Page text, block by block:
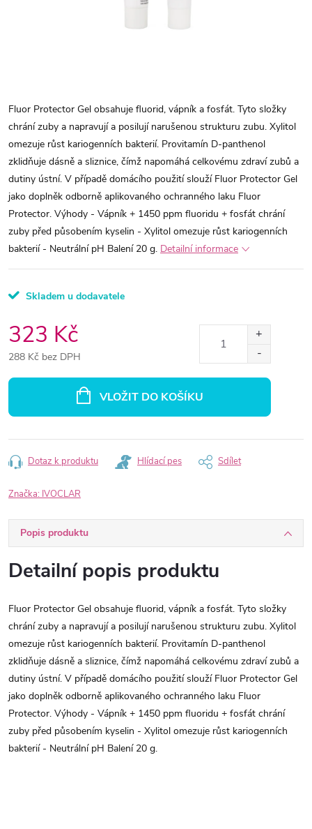
Fluor Protector Gel obsahuje fluorid, vápník a fosfát. Tyto složky
chrání zuby a napravují a posilují narušenou strukturu zubu. Xylitol
omezuje růst kariogenních bakterií. Provitamín D-panthenol
zklidňuje dásně a sliznice, čímž napomáhá celkovému zdraví zubů a
dutiny ústní. V případě domácího použití slouží Fluor Protector Gel
jako doplněk odborně aplikovaného ochranného laku Fluor
Protector. Výhody - Vápník + 1450 ppm fluoridu + fosfát chrání
zuby před působením kyselin - Xylitol omezuje růst kariogenních
bakterií - Neutrální pH Balení 20 g. Detailní informace
Skladem u dodavatele
323 Kč
288 Kč bez DPH
VLOŽIT DO KOŠÍKU
Dotaz k produktu Hlídací pes Sdílet
Značka: IVOCLAR
Popis produktu
Detailní popis produktu
Fluor Protector Gel obsahuje fluorid, vápník a fosfát. Tyto složky
chrání zuby a napravují a posilují narušenou strukturu zubu. Xylitol
omezuje růst kariogenních bakterií. Provitamín D-panthenol
zklidňuje dásně a sliznice, čímž napomáhá celkovému zdraví zubů a
dutiny ústní. V případě domácího použití slouží Fluor Protector Gel
jako doplněk odborně aplikovaného ochranného laku Fluor
Protector. Výhody - Vápník + 1450 ppm fluoridu + fosfát chrání
zuby před působením kyselin - Xylitol omezuje růst kariogenních
bakterií - Neutrální pH Balení 20 g.